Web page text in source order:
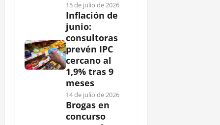
15 de julio de 2026
Inflación de
junio:
consultoras
prevén IPC
cercano al
1,9% tras 9
meses
14 de julio de 2026
Brogas en
concurso